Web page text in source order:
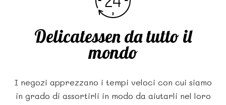
Delicatessen da tutto il
mondo
I negozi apprezzano i tempi veloci con cui siamo
in grado di assortirli in modo da aiutarli nel loro